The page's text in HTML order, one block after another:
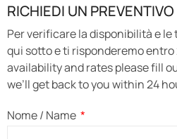
RICHIEDI UN
Per verificare la disponibilità e
qui sotto e ti risponderemo entro
availability and rates please fill
we’ll get back to you within 24
Nome / Name